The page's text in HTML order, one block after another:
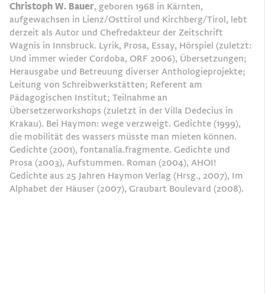
Christoph W. Bauer, geboren 1968 in Kärnten,
aufgewachsen in Lienz/Osttirol und Kirchberg/Tirol, lebt
derzeit als Autor und Chefredakteur der Zeitschrift
Wagnis in Innsbruck. Lyrik, Prosa, Essay, Hörspiel (zuletzt:
Und immer wieder Cordoba, ORF 2006), Übersetzungen;
Herausgabe und Betreuung diverser Anthologieprojekte;
Leitung von Schreibwerkstätten; Referent am
Pädagogischen Institut; Teilnahme an
Übersetzerworkshops (zuletzt in der Villa Dedecius in
Krakau). Bei Haymon: wege verzweigt. Gedichte (1999),
die mobilität des wassers müsste man mieten können.
Gedichte (2001), fontanalia.fragmente. Gedichte und
Prosa (2003), Aufstummen. Roman (2004), AHOI!
Gedichte aus 25 Jahren Haymon Verlag (Hrsg., 2007), Im
Alphabet der Häuser (2007), Graubart Boulevard (2008).